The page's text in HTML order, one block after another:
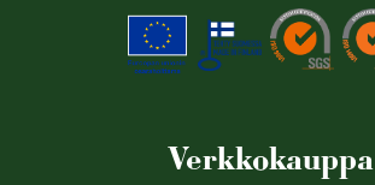
Verkkokauppa